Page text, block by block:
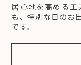
居心地を高める
も、特別な日のお
です。